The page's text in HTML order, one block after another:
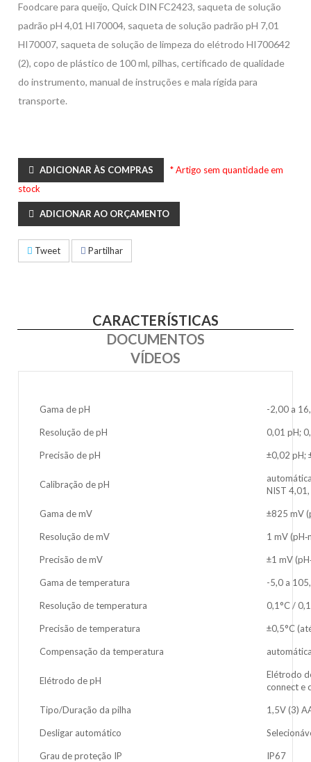
Foodcare para queijo, Quick DIN FC2423, saqueta de solução
padrão pH 4,01 HI70004, saqueta de solução padrão pH 7,01
HI70007, saqueta de solução de limpeza do elétrodo HI700642
(2), copo de plástico de 100 ml, pilhas, certificado de qualidade
do instrumento, manual de instruções e mala rígida para
transporte.
ADICIONAR ÀS COMPRAS
* Artigo sem quantidade em
stock
ADICIONAR AO ORÇAMENTO
Tweet Partilhar
CARACTERÍSTICAS
DOCUMENTOS
VÍDEOS
Gama de pH -2,00 a
Resolução de pH 0,01 pH;
Precisão de pH ±0,02 pH;
Calibração de pH
NIST
Gama de mV ±825 mV
Resolução de mV 1 mV
Precisão de mV ±1 mV
Gama de temperatura -5,0 a
Resolução de temperatura 0,1°C /
Precisão de temperatura ±0,5°C
Compensação da temperatura
Elétrodo de pH
Elétrodo
connect e
Tipo/Duração da pilha 1,5V (3)
Desligar automático
Grau de proteção IP IP67